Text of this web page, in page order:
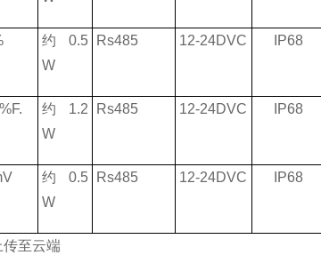
约0.5
W
Rs485 12-24DVC IP68
约 1.2
W
Rs485 12-24DVC IP68
约0.5
W
Rs485 12-24DVC IP68
传至云端